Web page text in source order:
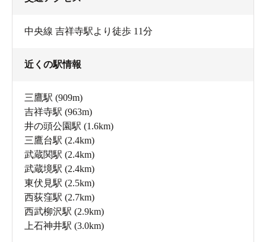
中央線 吉祥寺駅より徒歩 11分
近くの駅情報
三鷹駅 (909m)
吉祥寺駅 (963m)
井の頭公園駅 (1.6km)
三鷹台駅 (2.4km)
武蔵関駅 (2.4km)
武蔵境駅 (2.4km)
東伏見駅 (2.5km)
西荻窪駅 (2.7km)
西武柳沢駅 (2.9km)
上石神井駅 (3.0km)